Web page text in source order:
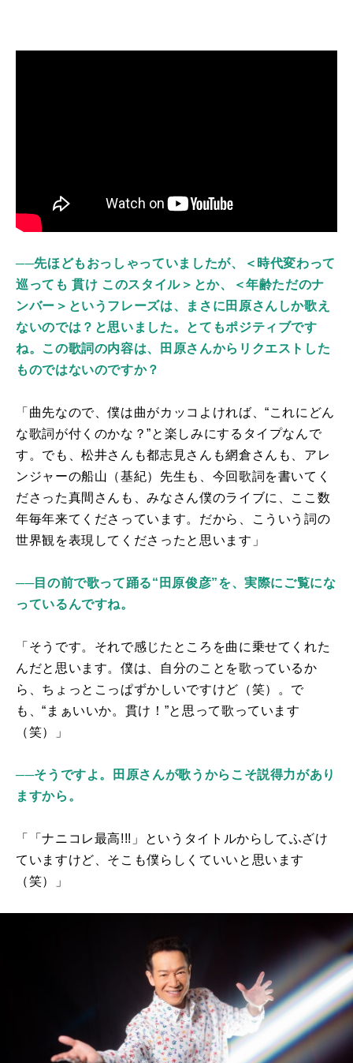
──先ほどもおっしゃっていましたが、＜時代変わって
巡っても 貫け このスタイル＞とか、＜年齢ただのナ
ンバー＞というフレーズは、まさに田原さんしか歌え
ないのでは？と思いました。とてもポジティブです
ね。この歌詞の内容は、田原さんからリクエストした
ものではないのですか？
「曲先なので、僕は曲がカッコよければ、“これにどん
な歌詞が付くのかな？”と楽しみにするタイプなんで
す。でも、松井さんも都志見さんも網倉さんも、アレ
ンジャーの船山（基紀）先生も、今回歌詞を書いてく
ださった真間さんも、みなさん僕のライブに、ここ数
年毎年来てくださっています。だから、こういう詞の
世界観を表現してくださったと思います」
──目の前で歌って踊る“田原俊彦”を、実際にご覧にな
っているんですね。
「そうです。それで感じたところを曲に乗せてくれた
んだと思います。僕は、自分のことを歌っているか
ら、ちょっとこっぱずかしいですけど（笑）。で
も、“まぁいいか。貫け！”と思って歌っています
（笑）」
──そうですよ。田原さんが歌うからこそ説得力があり
ますから。
「「ナニコレ最高!!! 」というタイトルからしてふざけ
ていますけど、そこも僕らしくていいと思います
（笑）」